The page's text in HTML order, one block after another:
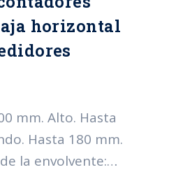
horizontal
mm. Alto. Hasta
Hasta 180 mm.
la envolvente: